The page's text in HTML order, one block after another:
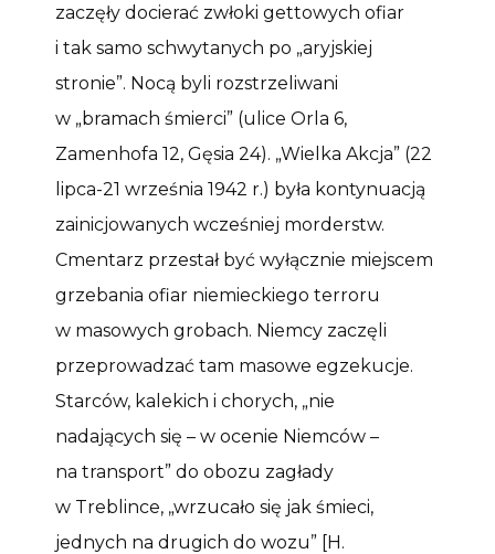
zaczęły docierać zwłoki gettowych ofiar
i tak samo schwytanych po „aryjskiej
stronie”. Nocą byli rozstrzeliwani
w „bramach śmierci” (ulice Orla 6,
Zamenhofa 12, Gęsia 24). „Wielka Akcja” (22
lipca-21 września 1942 r.) była kontynuacją
zainicjowanych wcześniej morderstw.
Cmentarz przestał być wyłącznie miejscem
grzebania ofiar niemieckiego terroru
w masowych grobach. Niemcy zaczęli
przeprowadzać tam masowe egzekucje.
Starców, kalekich i chorych, „nie
nadających się – w ocenie Niemców –
na transport” do obozu zagłady
w Treblince, „wrzucało się jak śmieci,
jednych na drugich do wozu” [H.